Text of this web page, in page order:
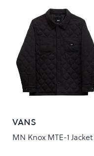
VANS
MN Knox MTE-1 Jacket